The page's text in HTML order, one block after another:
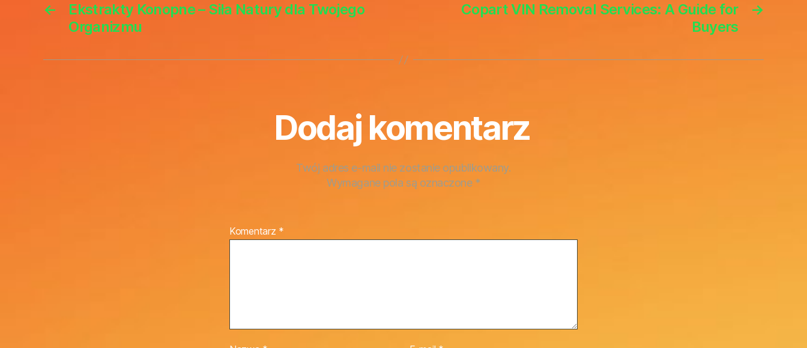
←
Ekstrakty Konopne – Siła Natury dla Twojego
Organizmu
→
Copart VIN Removal Services: A Guide for
Buyers
Dodaj komentarz
Twój adres e-mail nie zostanie opublikowany.
Wymagane pola są oznaczone *
Komentarz *